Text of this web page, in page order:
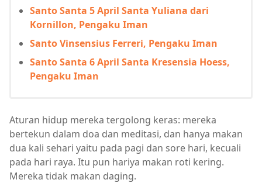
Santo Santa 5 April Santa Yuliana dari
Kornillon, Pengaku Iman
Santo Vinsensius Ferreri, Pengaku Iman
Santo Santa 6 April Santa Kresensia Hoess,
Pengaku Iman
Aturan hidup mereka tergolong keras: mereka
bertekun dalam doa dan meditasi, dan hanya makan
dua kali sehari yaitu pada pagi dan sore hari, kecuali
pada hari raya. Itu pun hariya makan roti kering.
Mereka tidak makan daging.